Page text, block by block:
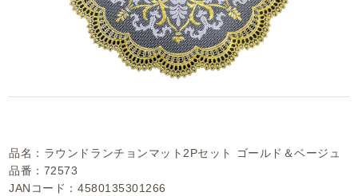
品名：ラウンドランチョンマット2Pセット ゴールド＆ベージュ
品番：72573
JANコード：4580135301266